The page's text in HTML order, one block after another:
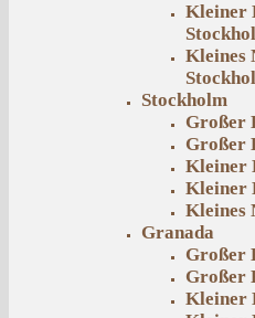
Kleiner
Kleines
Stockholm
Großer
Großer
Kleiner
Kleiner
Kleines
Granada
Großer
Großer
Kleiner